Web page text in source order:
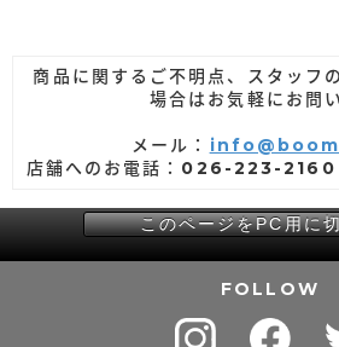
商品に関するご不明点、スタッフ
場合はお気軽にお問
メール：
店舗へのお電話：026-223-
FOLLOW
このページをPC用に